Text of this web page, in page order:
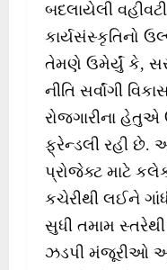
બદલાયેલી વહીવટી
કાર્યસંસ્કૃતિનો
તેમણે ઉમેર્યું કે,
નીતિ સર્વાંગી
રોજગારીના
ફ્રેન્ડલી રહી છે.
પ્રોજેક્ટ માટે
કચેરીથી લઈને
સુધી તમામ
ઝડપી મંજૂરીઓ